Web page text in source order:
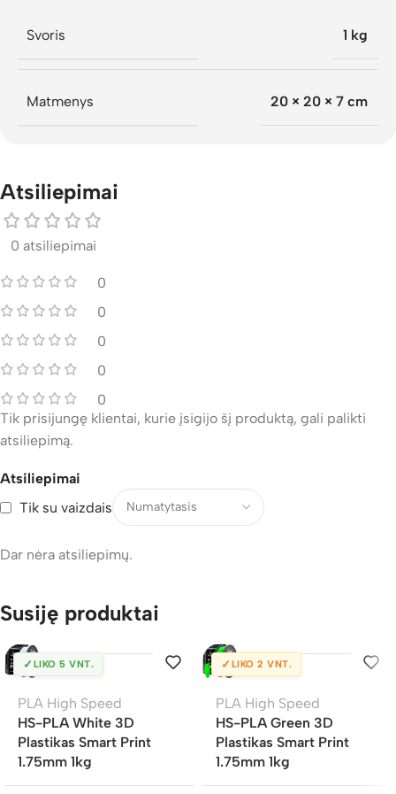
Svoris 1 kg
Matmenys 20 × 20 × 7 cm
Atsiliepimai
0 atsiliepimai
0
0
0
0
0
Atsiliepimai
Tik su vaizdais
Dar nėra atsiliepimų.
Tik prisijungę klientai, kurie įsigijo šį produktą, gali palikti
atsiliepimą.
Susiję produktai
✓ LIKO 5 VNT.
PLA High Speed
HS-PLA White 3D
Plastikas Smart Print
1.75mm 1kg
✓ LIKO 2 VNT.
PLA High Speed
HS-PLA Green 3D
Plastikas Smart Print
1.75mm 1kg